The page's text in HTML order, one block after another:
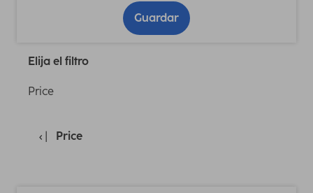
Guardar
Elija el filtro
Price
Price